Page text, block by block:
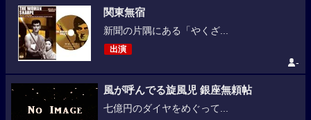
関東無宿
新聞の片隅にある「やくざ...
出演
-
風が呼んでる旋風児 銀座無頼帖
七億円のダイヤをめぐって...